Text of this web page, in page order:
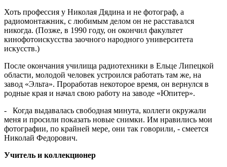
Хоть профессия у Николая Дядина и не фотограф, а
радиомонтажник, с любимым делом он не расставался
никогда. (Позже, в 1990 году, он окончил факультет
кинофотоискусства заочного народного университета
искусств.)
После окончания училища радиотехники в Ельце Липецкой
области, молодой человек устроился работать там же, на
завод «Эльта». Проработав некоторое время, он вернулся в
родные края и начал свою работу на заводе «Юпитер».
- Когда выдавалась свободная минута, коллеги окружали
меня и просили показать новые снимки. Им нравились мои
фотографии, по крайней мере, они так говорили, - смеется
Николай Федорович.
Учитель и коллекционер